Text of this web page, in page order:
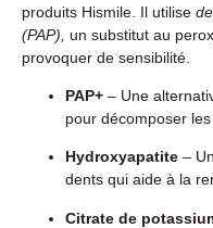
produits Hismile. Il utilise
(PAP),
un substitut au
provoquer de sensibilité.
PAP+ – Une
pour décomposer
Hydroxyapatite –
dents qui aide à la
Citrate de